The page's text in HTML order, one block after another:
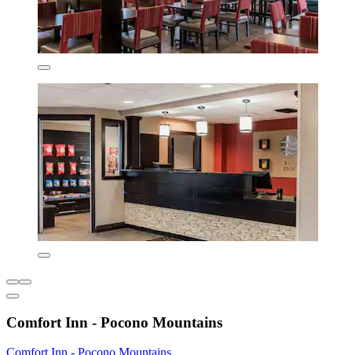
Comfort Inn - Pocono Mountains